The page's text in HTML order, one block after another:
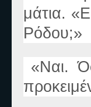
μάτια. «
Ρόδου;»
«Ναι.